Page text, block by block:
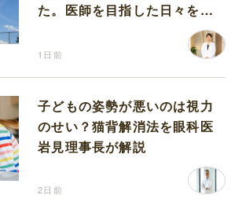
た。医師を目指した日々を振
1日前
子どもの姿勢が悪いのは視力
のせい？猫背解消法を眼科医
岩見理事長が解説
2日前